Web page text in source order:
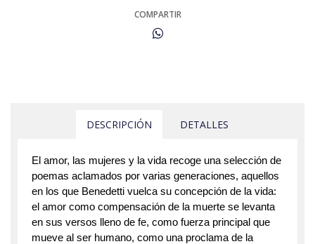
COMPARTIR
DESCRIPCIÓN DETALLES
El amor, las mujeres y la vida recoge una selección de
poemas aclamados por varias generaciones, aquellos
en los que Benedetti vuelca su concepción de la vida:
el amor como compensación de la muerte se levanta
en sus versos lleno de fe, como fuerza principal que
mueve al ser humano, como una proclama de la